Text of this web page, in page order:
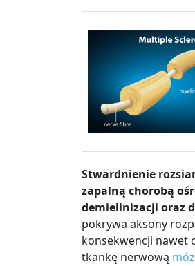
Stwardnienie
zapalną chorobą
demielinizacji oraz
pokrywa aksony
konsekwencji nawet
tkankę nerwową